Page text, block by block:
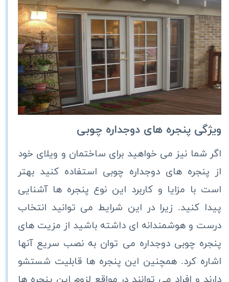
ویژگی پنجره های دوجداره چوبی
اگر شما نیز می خواهید برای ساختمان و ویلای خود
از پنجره های دوجداره چوبی استفاده کنید بهتر
است با مزایا و کاربرد این نوع پنجره ها آشنایی
پیدا کنید. زیرا در این شرایط می توانید انتخاب
درست و هوشمندانه ای داشته باشید از مزیت های
پنجره چوبی دوجداره می توان به نصب سریع آنها
اشاره کرد. همچنین این پنجره ها قابلیت شستشو